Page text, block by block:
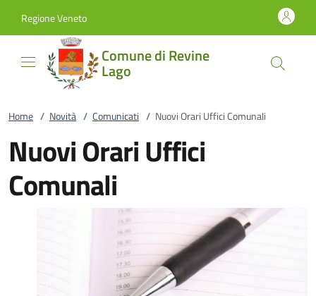
Regione Veneto
Comune di Revine
Lago
Home / Novità / Comunicati / Nuovi Orari Uffici Comunali
Nuovi Orari Uffici
Comunali